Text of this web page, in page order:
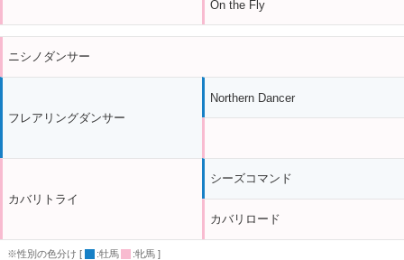
On the Fly
ニシノダンサー
フレアリングダンサー
カバリトライ
Northern Dancer
シーズコマンド
カバリロード
※性別の色分け [ :牡馬 :牝馬 ]